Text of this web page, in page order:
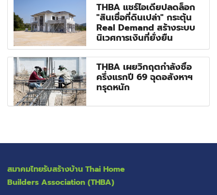
THBA แชร์ไอเดียปลดล็อก
"สินเชื่อที่ดินเปล่า" กระตุ้น
Real Demand สร้างระบบ
นิเวศการเงินที่ยั่งยืน
THBA เผยวิกฤตกำลังซื้อ
ครึ่งแรกปี 69 ฉุดอสังหาฯ
ทรุดหนัก
สมาคมไทยรับสร้างบ้าน Thai Home
Builders Association (THBA)